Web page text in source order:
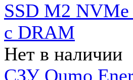
SSD M2
c DRAM
Нет в наличии
СЗУ Qumo